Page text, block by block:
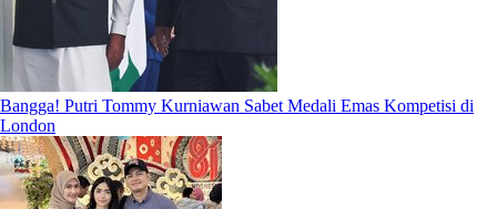
Bangga! Putri Tommy Kurniawan Sabet Medali Emas Kompetisi di
London